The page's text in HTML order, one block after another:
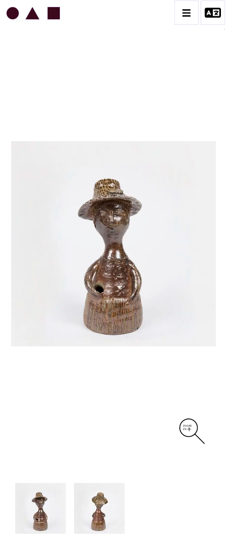
BOUQUETIÈRES
CÉRAMIQUE ARCHITECTURALE
CÉRAMIQUE DU QUOTIDIEN
COUPES ET PLATS
DIVERS
PERSONNAGES
PIÈCES A MAIN ET CENDRIERS
PLANTES
SCÈNES DE LA VIE
SCULPTURE ABSTRAITE
VASES
VASES SCULPTURES